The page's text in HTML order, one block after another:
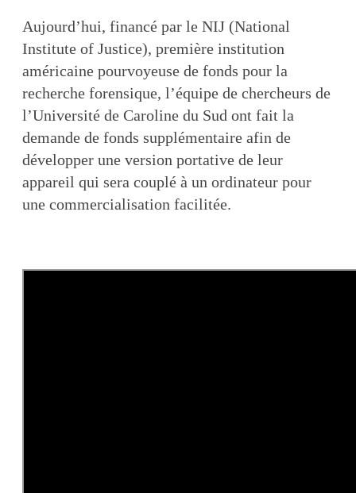
Aujourd’hui, financé par le NIJ (National
Institute of Justice), première institution
américaine pourvoyeuse de fonds pour la
recherche forensique, l’équipe de chercheurs de
l’Université de Caroline du Sud ont fait la
demande de fonds supplémentaire afin de
développer une version portative de leur
appareil qui sera couplé à un ordinateur pour
une commercialisation facilitée.